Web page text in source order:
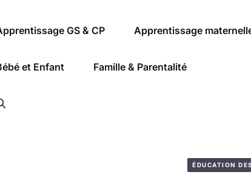
GS & CP Apprentissage
et Enfant Famille & Parentalité
ÉDUCATION